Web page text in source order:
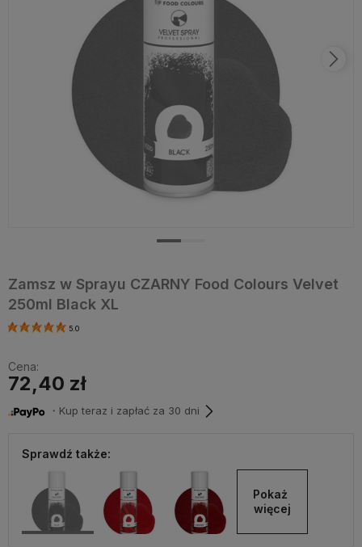
z poprzedniej sesji.
Zamsz w Sprayu CZARNY Food Colours Velvet
250ml Black XL
5.0
Cena:
72,40 zł
・Kup teraz i zapłać za 30 dni
Sprawdź także:
Pokaż
więcej